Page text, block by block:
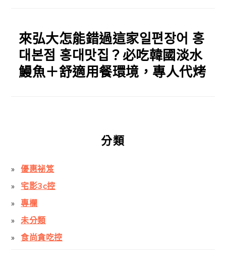
來弘大怎能錯過這家일편장어 홍
대본점 홍대맛집？必吃韓國淡水
鰻魚＋舒適用餐環境，專人代烤
分類
優惠祕笈
宅影3c控
專欄
未分類
食尚貪吃控